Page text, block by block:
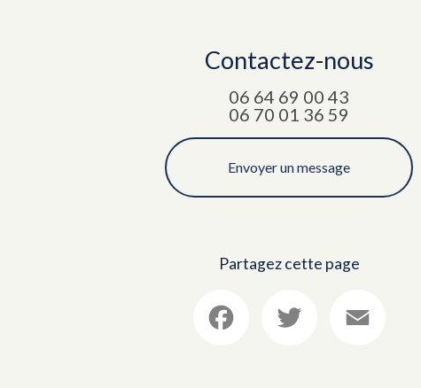
Contactez-nous
06 64 69 00 43
06 70 01 36 59
Envoyer un message
Partagez cette page